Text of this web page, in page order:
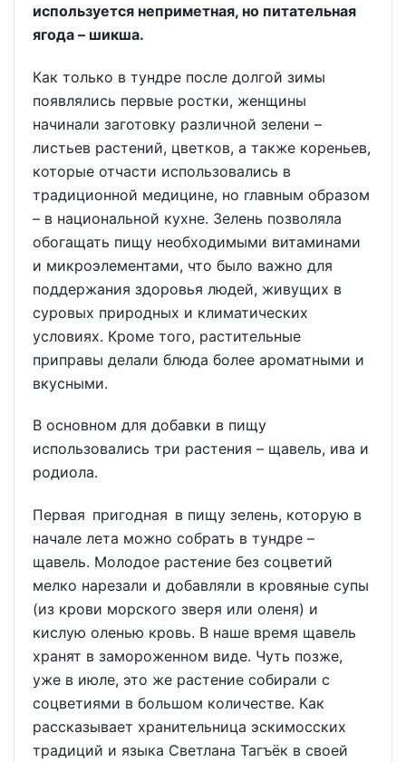
используется неприметная, но питательная
ягода – шикша.
Как только в тундре после долгой зимы
появлялись первые ростки, женщины
начинали заготовку различной зелени –
листьев растений, цветков, а также кореньев,
которые отчасти использовались в
традиционной медицине, но главным образом
– в национальной кухне. Зелень позволяла
обогащать пищу необходимыми витаминами
и микро­элементами, что было важно для
поддержания здоровья людей, живущих в
суровых природных и климатических
условиях. Кроме того, растительные
приправы делали блюда более ароматными и
вкусными.
В основном для добавки в пищу
использовались три растения – щавель, ива и
родиола.
Первая пригодная в пищу зелень, которую в
начале лета можно собрать в тундре –
щавель. Молодое растение без соцветий
мелко нарезали и добавляли в кровяные супы
(из крови морского зверя или оленя) и
кислую оленью кровь. В наше время щавель
хранят в замороженном виде. Чуть позже,
уже в июле, это же растение собирали с
соцветиями в большом количестве. Как
рассказывает хранительница эскимосских
традиций и языка Светлана Тагъёк в своей